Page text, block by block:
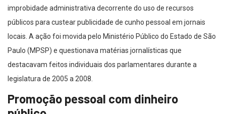
públicos para custear publicidade de cunho pessoal em jornais
locais. A ação foi movida pelo Ministério Público do Estado de São
Paulo (MPSP) e questionava matérias jornalísticas que
destacavam feitos individuais dos parlamentares durante a
legislatura de 2005 a 2008.
Promoção pessoal com dinheiro
público